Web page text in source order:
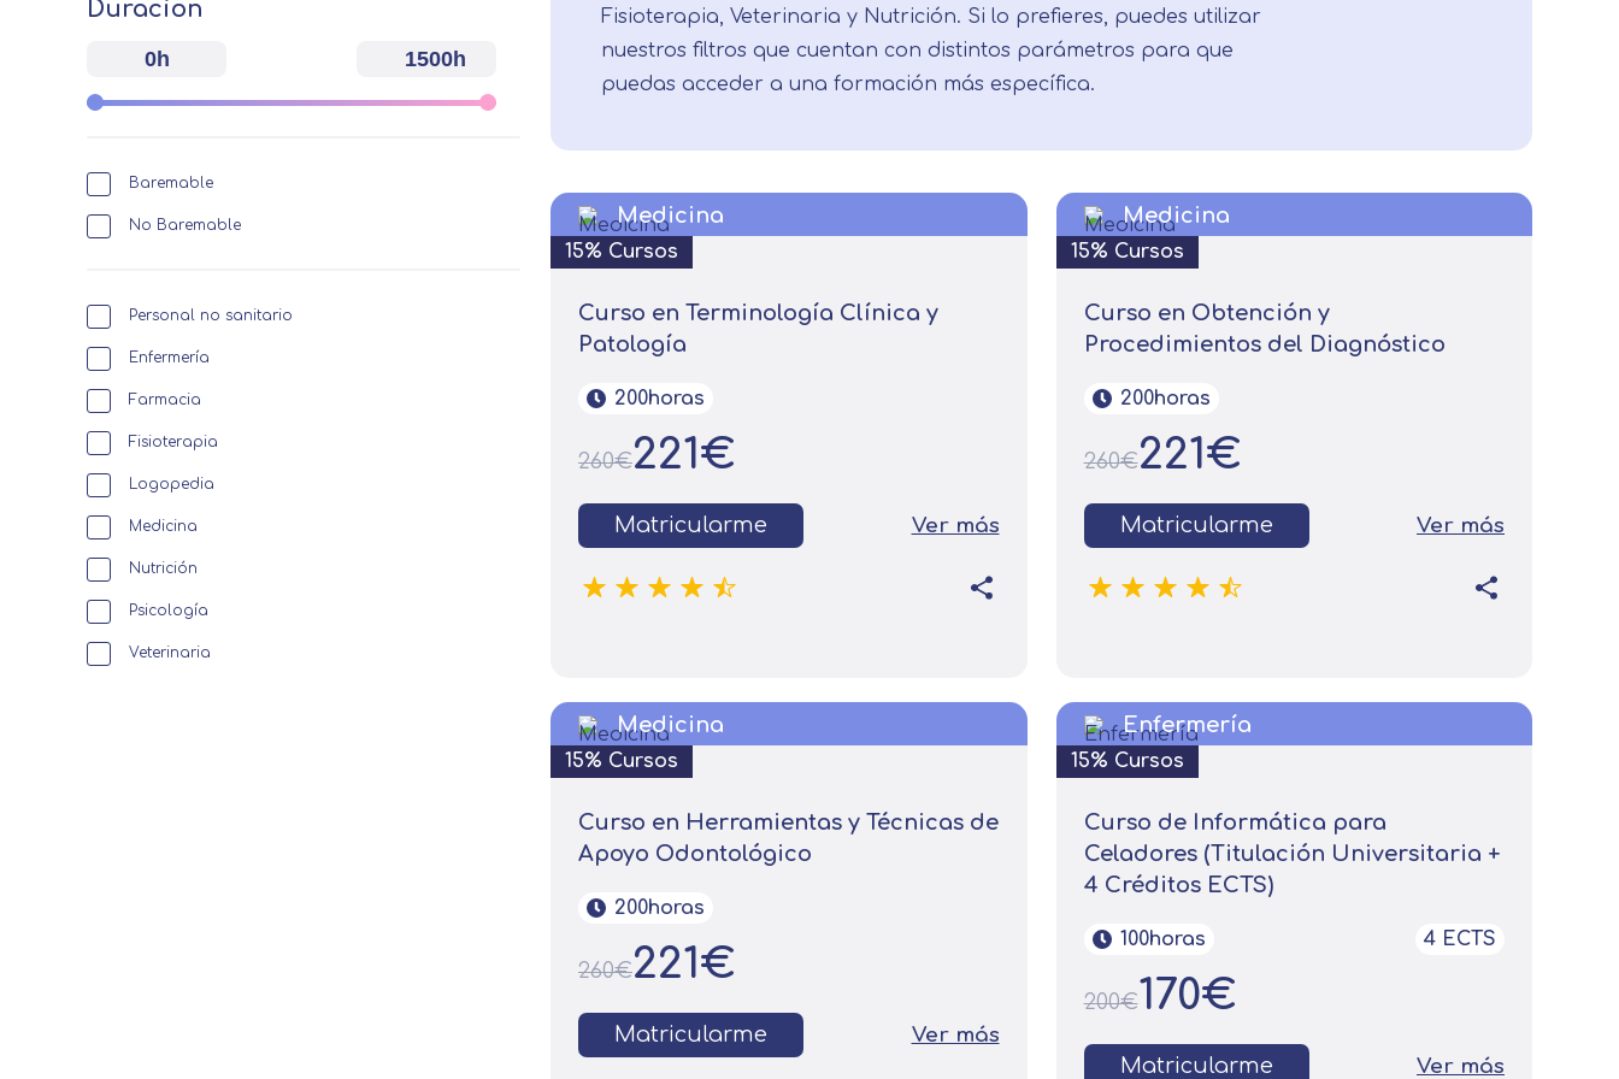
Duracion
0h 1500h
Baremable
No Baremable
Personal no sanitario
Enfermería
Farmacia
Fisioterapia
Logopedia
Medicina
Nutrición
Psicología
Veterinaria
Fisioterapia, Veterinaria y Nutrición. Si lo prefieres, puedes utilizar
nuestros filtros que cuentan con distintos parámetros para que
puedas acceder a una formación más específica.
Medicina
15% Cursos
Curso en Terminología Clínica y
Patología
200horas
260€221€
Matricularme Ver más
Medicina
15% Cursos
Curso en Obtención y
Procedimientos del Diagnóstico
200horas
260€221€
Matricularme Ver más
Medicina
15% Cursos
Curso en Herramientas y Técnicas de
Apoyo Odontológico
200horas
260€221€
Matricularme Ver más
Enfermería
15% Cursos
Curso de Informática para
Celadores (Titulación Universitaria +
4 Créditos ECTS)
100horas 4 ECTS
200€170€
Matricularme Ver más
Solicitar información